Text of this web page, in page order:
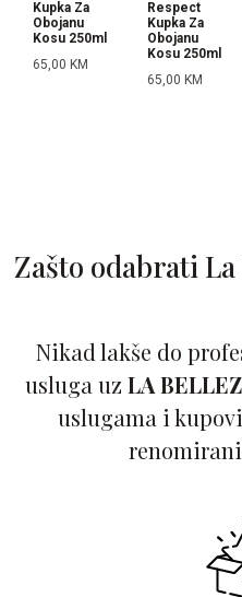
Kupka Za
Obojanu
Kosu 250ml
65,00 KM
Respect
Kupka Za
Obojanu
Kosu 250ml
65,00 KM
Zašto odabrati La
Nikad lakše do
usluga uz LA
uslugama i